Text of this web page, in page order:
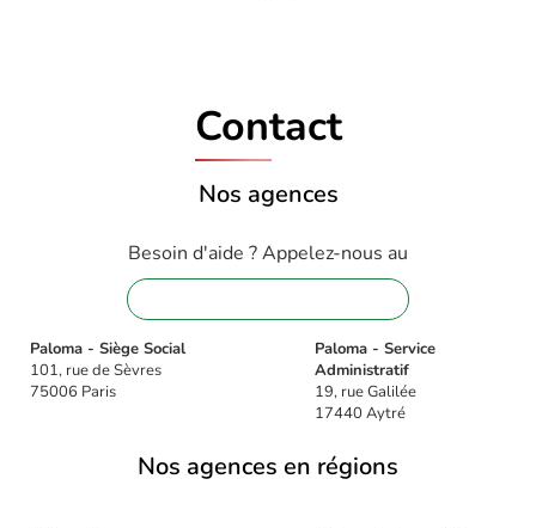
Contact
Nos agences
Besoin d'aide ? Appelez-nous au
Paloma - Siège Social
101, rue de Sèvres
75006 Paris
Paloma - Service
Administratif
19, rue Galilée
17440 Aytré
Nos agences en régions